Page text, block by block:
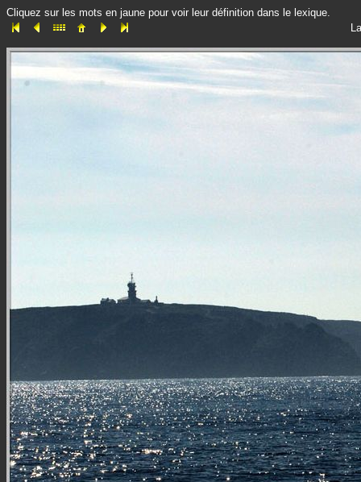
Cliquez sur les mots en jaune pour voir leur définition dans le lexique.